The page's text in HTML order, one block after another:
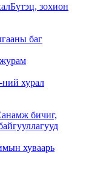
Бүтэц, зохион
баг
хурал
бичиг,
хуваарь